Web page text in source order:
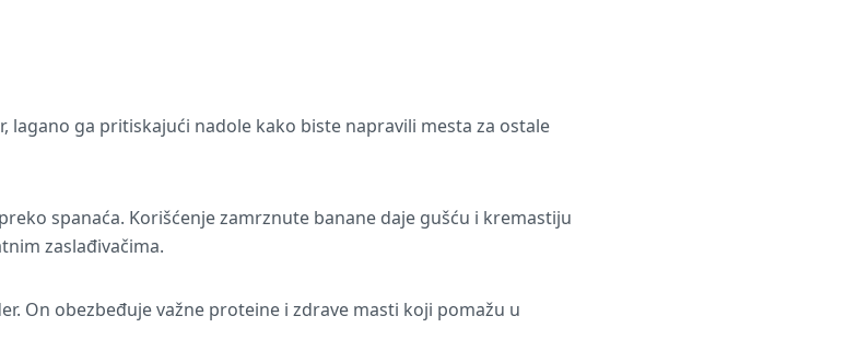
lagano ga pritiskajući nadole kako biste napravili mesta za ostale
spanaća. Korišćenje zamrznute banane daje gušću i kremastiju
zaslađivačima.
On obezbeđuje važne proteine i zdrave masti koji pomažu u